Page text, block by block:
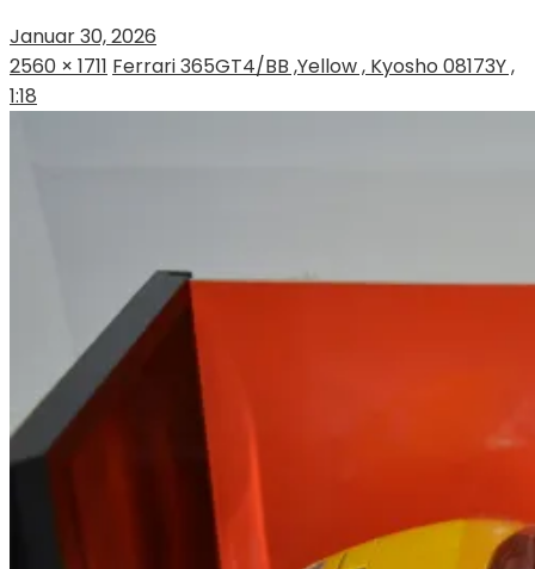
Januar 30, 2026
2560 × 1711 Ferrari 365GT4/BB ,Yellow , Kyosho 08173Y ,
1:18